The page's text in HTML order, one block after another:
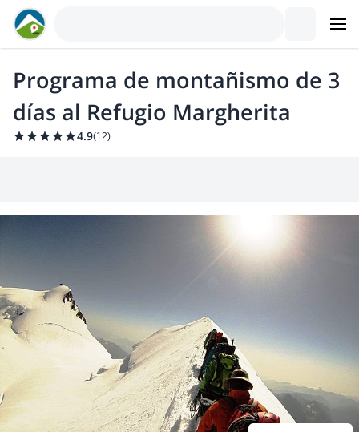
Programa de montañismo de 3
días al Refugio Margherita
4.9(12)